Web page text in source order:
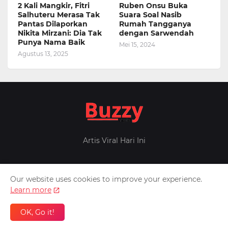
2 Kali Mangkir, Fitri
Salhuteru Merasa Tak
Pantas Dilaporkan
Nikita Mirzani: Dia Tak
Punya Nama Baik
Agustus 13, 2025
Ruben Onsu Buka
Suara Soal Nasib
Rumah Tangganya
dengan Sarwendah
Mei 15, 2024
Artis Viral Hari Ini
Design by -Pontianak
Home About Us Privacy Policy Contact Us
Our website uses cookies to improve your experience.
Learn more
OK, Go it!